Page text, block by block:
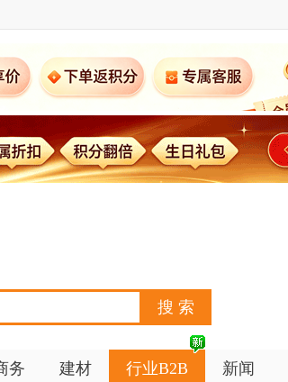
务 建材 行业B2B 新闻